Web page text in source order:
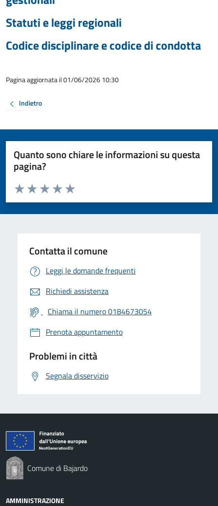
Statuti e leggi regionali
Codice disciplinare e codice di condotta
Pagina aggiornata il 01/06/2026 10:30
Indietro
Quanto sono chiare le informazioni su questa
pagina?
Valuta da 1 a 5 stelle la pagina
Valuta 5 stelle su 5
Valuta 4 stelle su 5
Valuta 3 stelle su 5
Valuta 2 stelle su 5
Valuta 1 stelle su 5
Contatta il comune
Leggi le domande frequenti
Richiedi assistenza
Chiama il numero 0184673054
Prenota appuntamento
Problemi in città
Segnala disservizio
Comune di Bajardo
AMMINISTRAZIONE